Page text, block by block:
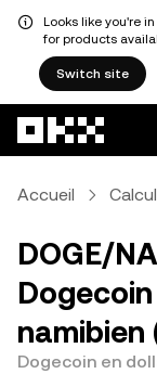
Looks like you're
for products
Switch site
Accueil
DOGE/
namibien
Dogecoin en